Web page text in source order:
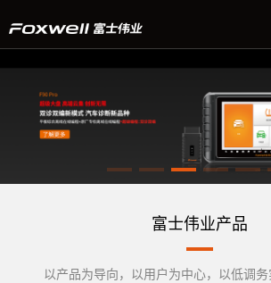
富士伟业产品
以产品为导向，以用户为中心，以低调